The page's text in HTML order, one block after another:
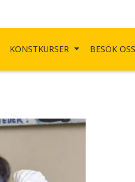
KONSTKURSER BESÖK OSS